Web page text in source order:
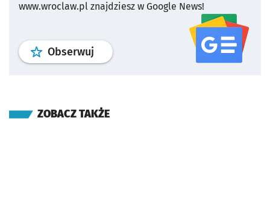
www.wroclaw.pl znajdziesz w Google News!
Obserwuj profil serwisu
ZOBACZ TAKŻE